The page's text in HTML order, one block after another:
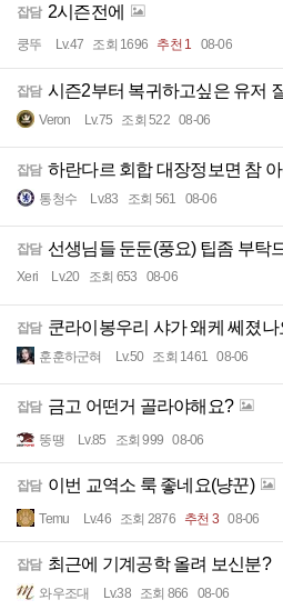
잡담 2시즌전에
쿵뚜 Lv.47 조회 1696 추천 1 08-06
잡담 시즌2부터 복귀하고싶은 유저
Veron Lv.75 조회 522 08-06
잡담 하란다르 회합 대장정보면 참
통청수 Lv.83 조회 561 08-06
잡담 선생님들 둔둔(풍요) 팁좀 부탁
Xeri Lv.20 조회 653 08-06
잡담 쿤라이봉우리 샤가 왜케 쎄졌나
훈훈하군혀 Lv.50 조회 1461 08-06
잡담 금고 어떤거 골라야해요?
뚱땡 Lv.85 조회 999 08-06
잡담 이번 교역소 룩 좋네요(냥꾼)
Temu Lv.46 조회 2876 추천 3 08-06
잡담 최근에 기계공학 올려 보신분?
와우조대 Lv.38 조회 866 08-06